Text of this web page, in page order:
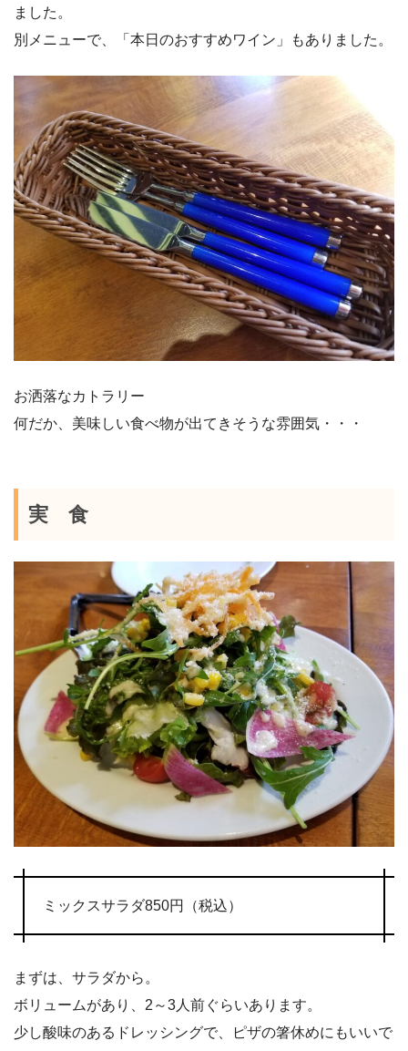
ました。
別メニューで、「本日のおすすめワイン」もありました。
お洒落なカトラリー
何だか、美味しい食べ物が出てきそうな雰囲気・・・
実 食
ミックスサラダ850円（税込）
まずは、サラダから。
ボリュームがあり、2～3人前ぐらいあります。
少し酸味のあるドレッシングで、ピザの箸休めにもいいで